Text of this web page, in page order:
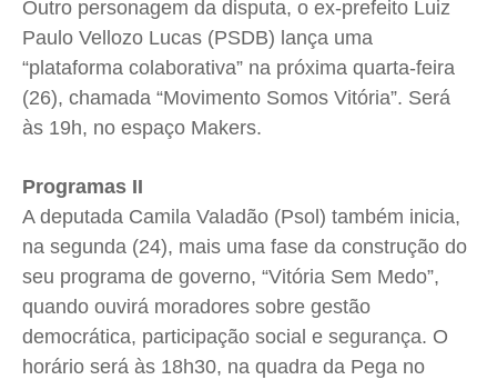
Outro personagem da disputa, o ex-prefeito Luiz
Paulo Vellozo Lucas (PSDB) lança uma
“plataforma colaborativa” na próxima quarta-feira
(26), chamada “Movimento Somos Vitória”. Será
às 19h, no espaço Makers.
Programas II
A deputada Camila Valadão (Psol) também inicia,
na segunda (24), mais uma fase da construção do
seu programa de governo, “Vitória Sem Medo”,
quando ouvirá moradores sobre gestão
democrática, participação social e segurança. O
horário será às 18h30, na quadra da Pega no